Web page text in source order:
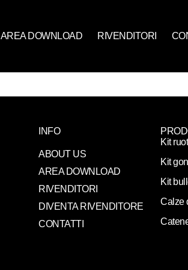
AREA DOWNLOAD RIVENDITORI
INFO
ABOUT US
AREA DOWNLOAD
RIVENDITORI
DIVENTA RIVENDITORE
CONTATTI
Kit
Kit
Kit
Calze